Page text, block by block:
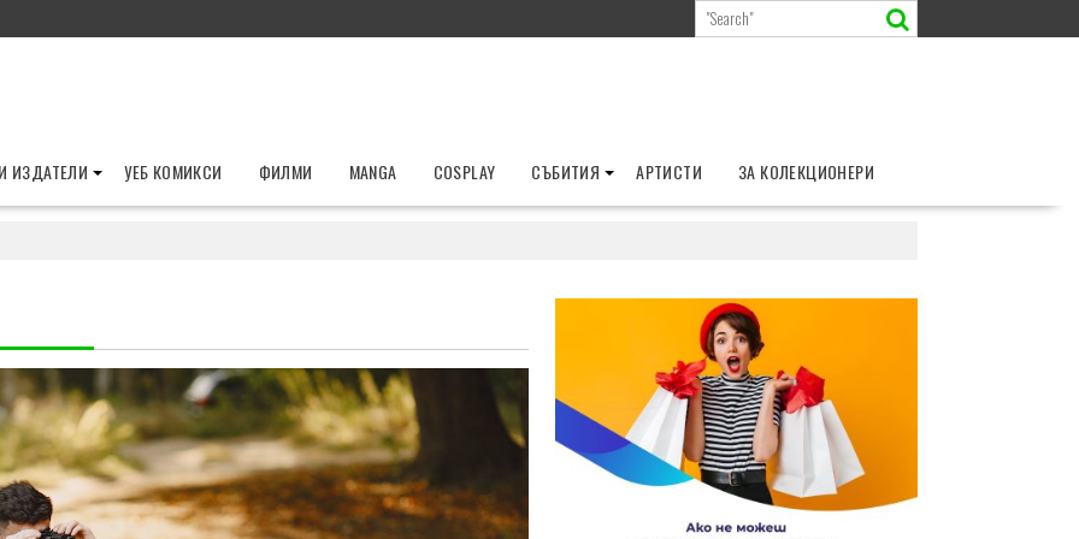
ИЗДАТЕЛИ УЕБ КОМИКСИ ФИЛМИ MANGA COSPLAY СЪБИТИЯ АРТИСТИ ЗА КОЛЕКЦИОНЕРИ